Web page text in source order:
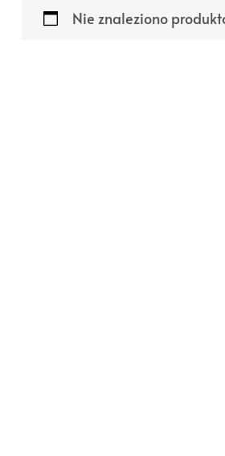
Nie znaleziono